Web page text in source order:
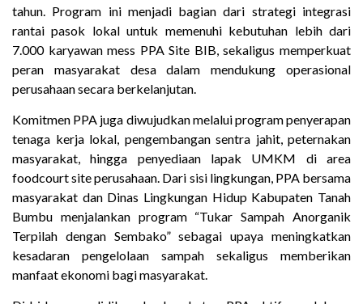
tahun. Program ini menjadi bagian dari strategi integrasi
rantai pasok lokal untuk memenuhi kebutuhan lebih dari
7.000 karyawan mess PPA Site BIB, sekaligus memperkuat
peran masyarakat desa dalam mendukung operasional
perusahaan secara berkelanjutan.
Komitmen PPA juga diwujudkan melalui program penyerapan
tenaga kerja lokal, pengembangan sentra jahit, peternakan
masyarakat, hingga penyediaan lapak UMKM di area
foodcourt site perusahaan. Dari sisi lingkungan, PPA bersama
masyarakat dan Dinas Lingkungan Hidup Kabupaten Tanah
Bumbu menjalankan program “Tukar Sampah Anorganik
Terpilah dengan Sembako” sebagai upaya meningkatkan
kesadaran pengelolaan sampah sekaligus memberikan
manfaat ekonomi bagi masyarakat.